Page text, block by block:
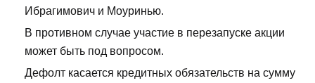
Ибрагимович и Моуринью.
В противном случае участие в перезапуске акции
может быть под вопросом.
Дефолт касается кредитных обязательств на сумму